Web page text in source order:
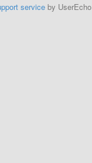
service by UserEcho